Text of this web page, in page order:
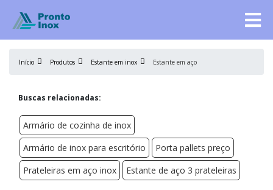
Início Produtos Estante em inox Estante em aço
Buscas relacionadas:
Armário de cozinha de inox
Armário de inox para escritório
Porta pallets preço
Prateleiras em aço inox
Estante de aço 3 prateleiras